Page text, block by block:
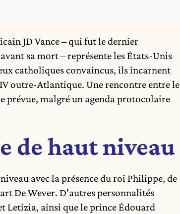
JD Vance – qui fut le dernier
sa mort – représente les États-Unis
catholiques convaincus, ils incarnent
outre-Atlantique. Une rencontre entre le
prévue, malgré un agenda protocolaire
de haut niveau
avec la présence du roi Philippe, de
De Wever. D'autres personnalités
Letizia, ainsi que le prince Édouard